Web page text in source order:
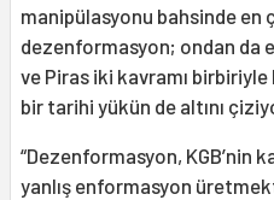
manipülasyonu bahsinde en
dezenformasyon; ondan da
ve Piras iki kavramı birbiriyle
bir tarihi yükün de altını
“Dezenformasyon, KGB’nin
yanlış enformasyon